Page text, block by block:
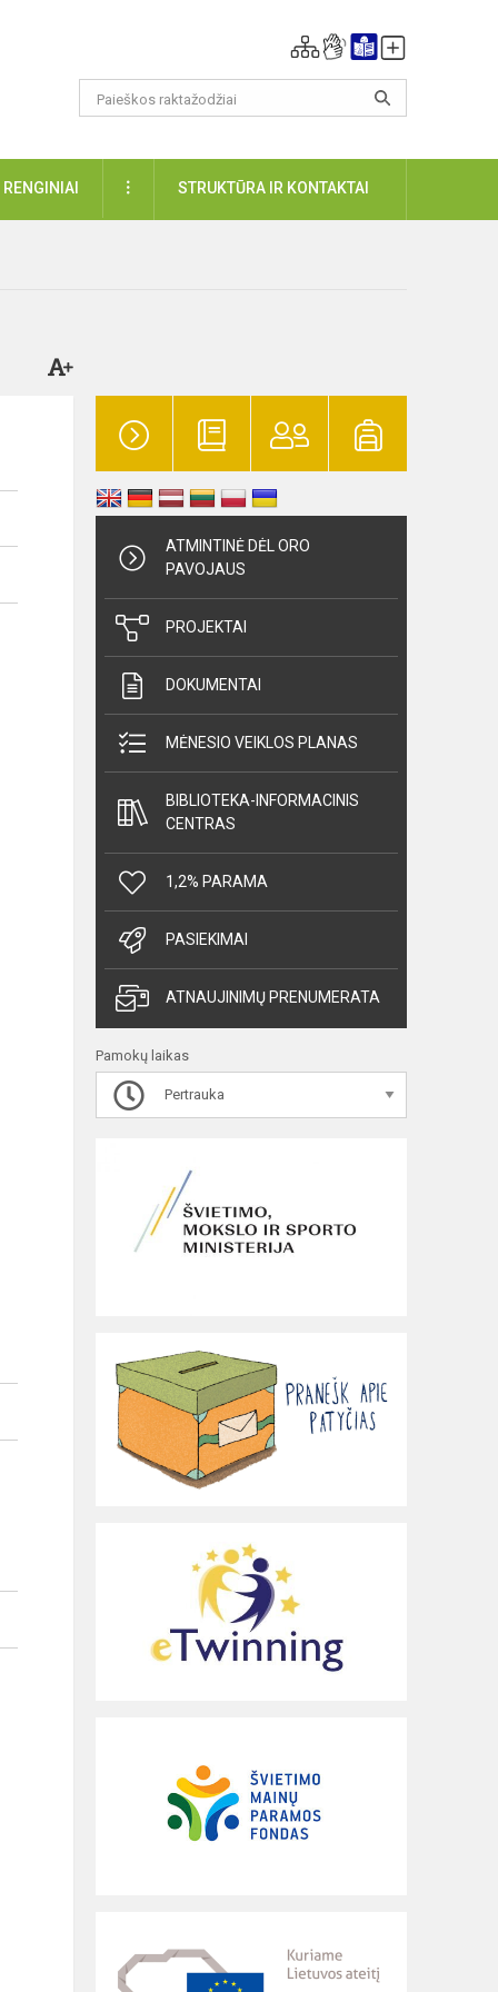
RENGINIAI DAUGIAUSTRUKTŪRA IR KONTAKTAI
ATMINTINĖ DĖL ORO
PAVOJAUS
PROJEKTAI
DOKUMENTAI
MĖNESIO VEIKLOS PLANAS
BIBLIOTEKA-INFORMACINIS
CENTRAS
1,2% PARAMA
PASIEKIMAI
ATNAUJINIMŲ PRENUMERATA
Pamokų laikas
Pertrauka